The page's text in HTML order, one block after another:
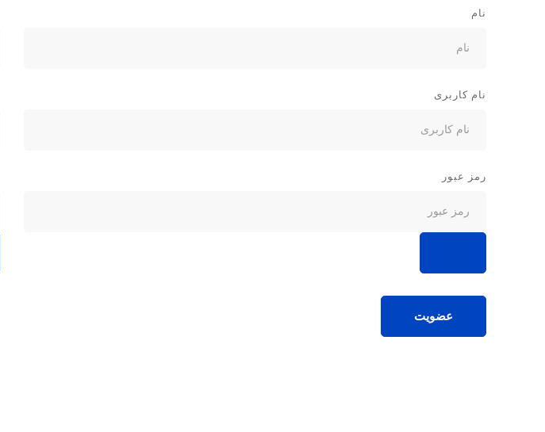
نام
نام کاربری
رمز عبور
عضویت